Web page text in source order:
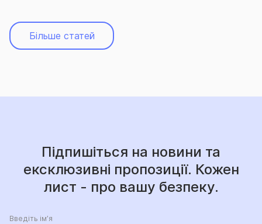
Більше статей
Підпишіться на новини та
ексклюзивні пропозиції. Кожен
лист - про вашу безпеку.
Введіть ім’я